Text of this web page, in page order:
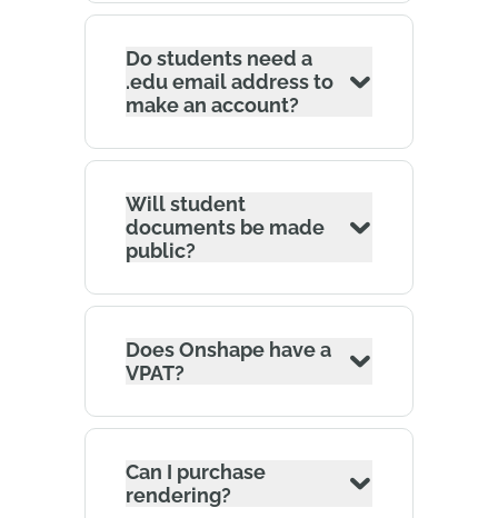
Do students need a
.edu email address to
make an account?
Will student
documents be made
public?
Does Onshape have a
VPAT?
Can I purchase
rendering?